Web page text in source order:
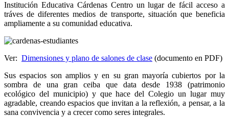
Institución Educativa Cárdenas Centro un lugar de fácil acceso a
tráves de diferentes medios de transporte, situación que beneficia
ampliamente a su comunidad educativa.
Ver: Dimensiones y plano de salones de clase (documento en PDF)
Sus espacios son amplios y en su gran mayoría cubiertos por la
sombra de una gran ceiba que data desde 1938 (patrimonio
ecológico del municipio) y que hace del Colegio un lugar muy
agradable, creando espacios que invitan a la reflexión, a pensar, a la
sana convivencia y a crecer como seres integrales.